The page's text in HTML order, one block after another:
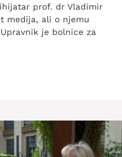
prof. dr Vladimir
medija, ali o njemu
je bolnice za